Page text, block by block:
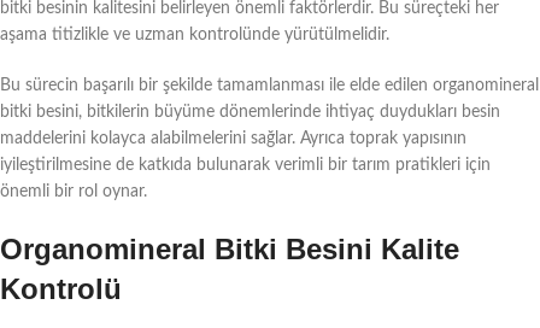
bitki besinin kalitesini belirleyen önemli faktörlerdir. Bu süreçteki her
aşama titizlikle ve uzman kontrolünde yürütülmelidir.
Bu sürecin başarılı bir şekilde tamamlanması ile elde edilen organomineral
bitki besini, bitkilerin büyüme dönemlerinde ihtiyaç duydukları besin
maddelerini kolayca alabilmelerini sağlar. Ayrıca toprak yapısının
iyileştirilmesine de katkıda bulunarak verimli bir tarım pratikleri için
önemli bir rol oynar.
Organomineral Bitki Besini Kalite
Kontrolü